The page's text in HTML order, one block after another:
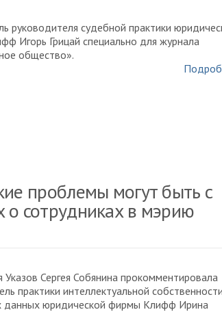
руководителя судебной практики
Игорь Грицай специально для журнала
общество».
проблемы могут быть с
о сотрудниках в мэрию
Сергея Собянина прокомментировала
практики интеллектуальной
данных юридической фирмы Клифф Ирина